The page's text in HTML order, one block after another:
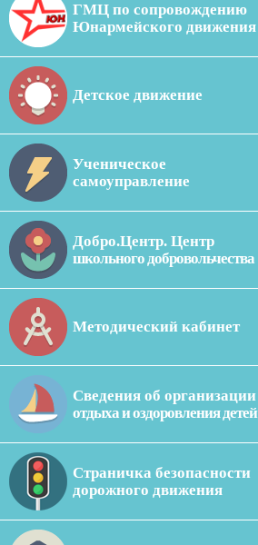
ГМЦ по сопровождению
Юнармейского движения
Детское движение
Ученическое
самоуправление
Добро.Центр. Центр
школьного добровольчества
Методический кабинет
Сведения об организации
отдыха и оздоровления детей
Страничка безопасности
дорожного движения